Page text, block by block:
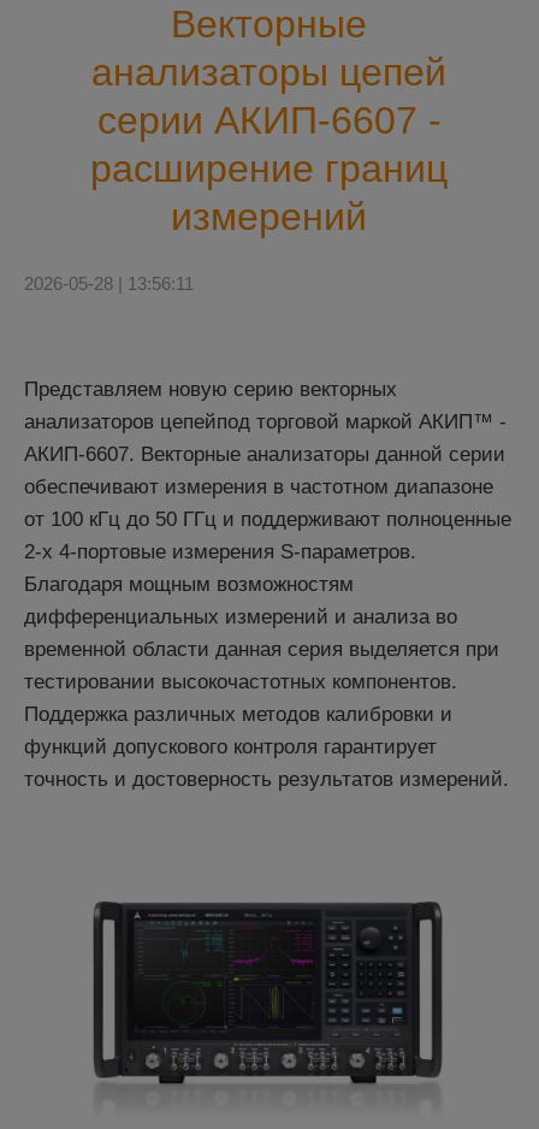
Векторные
анализаторы цепей
серии АКИП-6607 -
расширение границ
измерений
2026-05-28 | 13:56:11
Представляем новую серию векторных
анализаторов цепейпод торговой маркой АКИП™ -
АКИП-6607. Векторные анализаторы данной серии
обеспечивают измерения в частотном диапазоне
от 100 кГц до 50 ГГц и поддерживают полноценные
2-х 4-портовые измерения S-параметров.
Благодаря мощным возможностям
дифференциальных измерений и анализа во
временной области данная серия выделяется при
тестировании высокочастотных компонентов.
Поддержка различных методов калибровки и
функций допускового контроля гарантирует
точность и достоверность результатов измерений.